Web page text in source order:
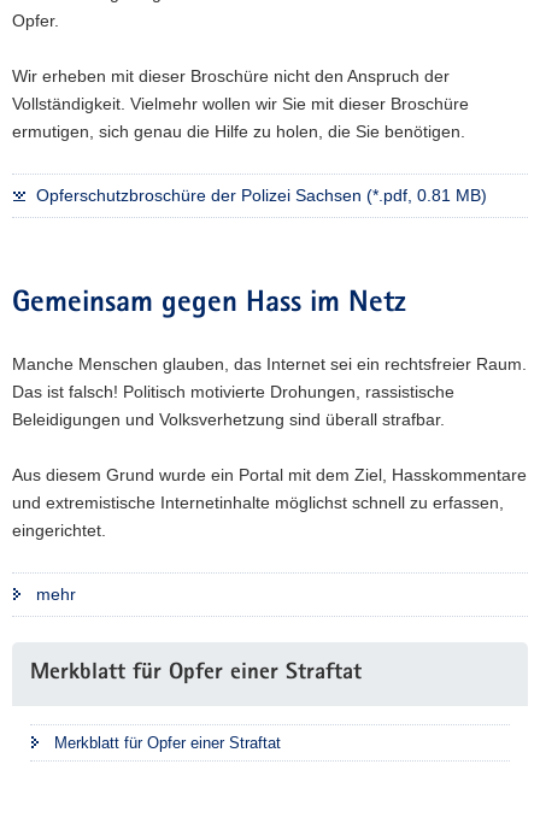
Opfer.
Wir erheben mit dieser Broschüre nicht den Anspruch der
Vollständigkeit. Vielmehr wollen wir Sie mit dieser Broschüre
ermutigen, sich genau die Hilfe zu holen, die Sie benötigen.
Opferschutzbroschüre der Polizei Sachsen (*.pdf, 0.81 MB)
Gemeinsam gegen Hass im Netz
Manche Menschen glauben, das Internet sei ein rechtsfreier Raum.
Das ist falsch! Politisch motivierte Drohungen, rassistische
Beleidigungen und Volksverhetzung sind überall strafbar.
Aus diesem Grund wurde ein Portal mit dem Ziel, Hasskommentare
und extremistische Internetinhalte möglichst schnell zu erfassen,
eingerichtet.
mehr
Information
Merkblatt für Opfer einer Straftat
Merkblatt für Opfer einer Straftat